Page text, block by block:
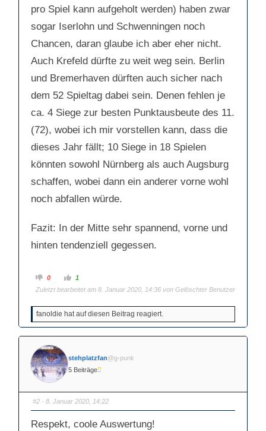
pro Spiel kann aufgeholt werden) haben zwar
sogar Iserlohn und Schwenningen noch
Chancen, daran glaube ich aber eher nicht.
Auch Krefeld dürfte zu weit weg sein. Berlin
und Bremerhaven dürften auch sicher nach
dem 52 Spieltag dabei sein. Denen fehlen je
ca. 4 Siege zur besten Punktausbeute des 11.
(72), wobei ich mir vorstellen kann, dass die
dieses Jahr fällt; 10 Siege in 18 Spielen
könnten sowohl Nürnberg als auch Augsburg
schaffen, wobei dann ein anderer vorne wohl
noch abfallen würde.
Fazit: In der Mitte sehr spannend, vorne und
hinten tendenziell gegessen.
A
k
k
e
n
f
r
D
a
u
m
e
n
a
n
0
A
k
k
e
n
f
D
a
u
n
a
b
1
Zuletzt bearbeitet am 8. Januar 2020, 14:36 von Gelöschter Benutzer
fanoldie hat auf diesen Beitrag reagiert.
stehplatzfan@g-punk
5 Beiträge
#2 · 8. Januar 2020, 14:22
Respekt, coole Auswertung!